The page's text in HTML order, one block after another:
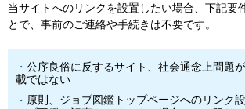
当サイトへのリンクを設置したい場合、下記要
とで、事前のご連絡や手続きは不要です。
公序良俗に反するサイト、社会通念上問題
載ではない
原則、ジョブ図鑑トップページへのリンク